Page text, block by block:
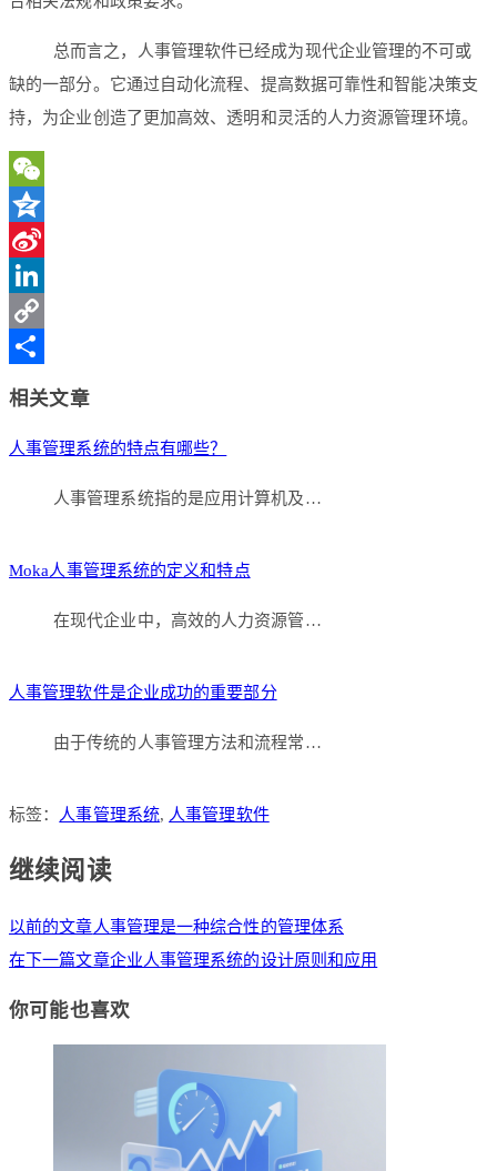
总而言之，人事管理软件已经成为现代企业管理的不可或
缺的一部分。它通过自动化流程、提高数据可靠性和智能决策支
持，为企业创造了更加高效、透明和灵活的人力资源管理环境。
WeChat
Qzone
Sina
Weibo
LinkedIn
Copy
相关文章
人事管理系统的特点有哪些？
人事管理系统指的是应用计算机及…
Moka人事管理系统的定义和特点
在现代企业中，高效的人力资源管…
人事管理软件是企业成功的重要部分
由于传统的人事管理方法和流程常…
标签： 人事管理系统, 人事管理软件
继续阅读
以前的文章人事管理是一种综合性的管理体系
在下一篇文章企业人事管理系统的设计原则和应用
你可能也喜欢